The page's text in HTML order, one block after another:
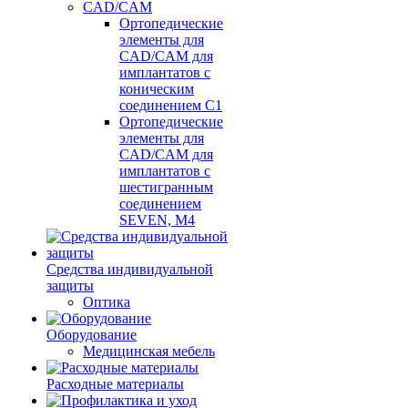
CAD/CAM
Ортопедические
элементы для
CAD/CAM для
имплантатов с
коническим
соединением С1
Ортопедические
элементы для
CAD/CAM для
имплантатов с
шестигранным
соединением
SEVEN, М4
Средства индивидуальной
защиты
Оптика
Оборудование
Медицинская мебель
Расходные материалы